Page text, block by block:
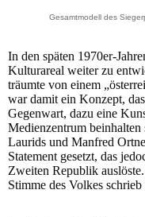
Gesamtmodell des
In den späten 1970er-
Kulturareal weiter zu
träumte von einem
war damit ein Konzept,
Gegenwart, dazu eine
Medienzentrum
Laurids und Manfred
Statement gesetzt, das
Zweiten Republik
Stimme des Volkes